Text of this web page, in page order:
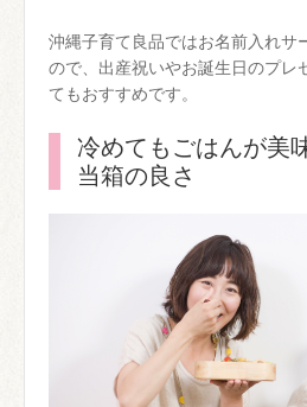
沖縄子育て良品ではお名前入れサ
ので、出産祝いやお誕生日のプレ
てもおすすめです。
冷めてもごはんが美
当箱の良さ